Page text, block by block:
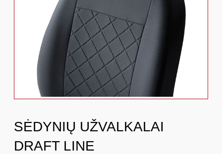
SĖDYNIŲ UŽVALKALAI
DRAFT LINE